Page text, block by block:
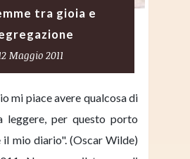
tra gioia e
Maggio 2011
mi piace avere qualcosa di
leggere, per questo porto
il mio diario". (Oscar Wilde)